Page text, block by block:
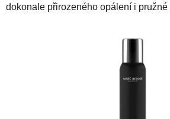
dokonale přirozeného opálení i pružné